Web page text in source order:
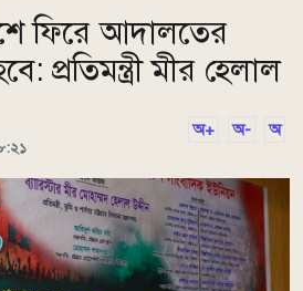
ফিরে আদালতের
প্রতিমন্ত্রী মীর হেলাল
অ+ অ- অ